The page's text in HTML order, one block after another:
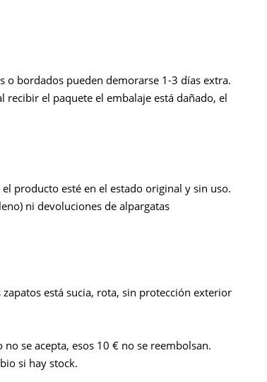
o bordados pueden demorarse 1-3 días extra.
recibir el paquete el embalaje está dañado, el
producto esté en el estado original y sin uso.
ni devoluciones de alpargatas
está sucia, rota, sin protección exterior
se acepta, esos 10 € no se reembolsan.
si hay stock.